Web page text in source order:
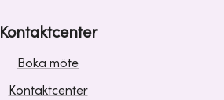
Kontaktcenter
Boka möte
Kontaktcenter